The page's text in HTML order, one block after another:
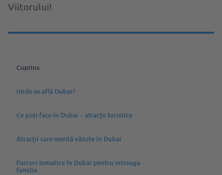
Viitorului!
Cuprins
Unde se află Dubai?
Ce poți face în Dubai – atracții turistice
Atracții care merită văzute în Dubai
Parcuri tematice ȋn Dubai pentru intreaga
familie